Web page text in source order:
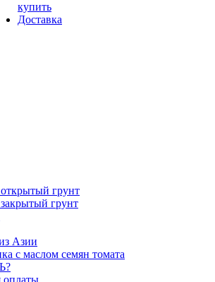
купить
Доставка
грунт
грунт
Азии
с маслом семян томата
оплаты